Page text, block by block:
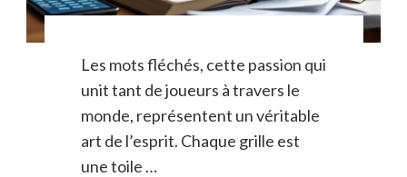
Les mots fléchés, cette passion qui
unit tant de joueurs à travers le
monde, représentent un véritable
art de l’esprit. Chaque grille est
une toile …